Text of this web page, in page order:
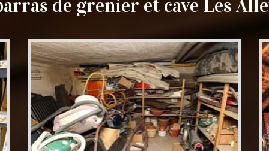
de grenier et cave Les